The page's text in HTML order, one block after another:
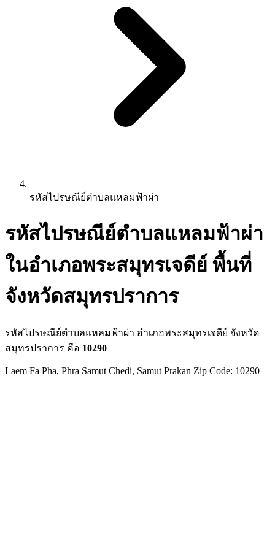
รหัสไปรษณีย์ตำบลแหลมฟ้าผ่า
รหัสไปรษณีย์ตำบลแหลมฟ้าผ่า
ในอำเภอพระสมุทรเจดีย์ พื้นที่
จังหวัดสมุทรปราการ
รหัสไปรษณีย์ตำบลแหลมฟ้าผ่า อำเภอพระสมุทรเจดีย์ จังหวัด
สมุทรปราการ คือ 10290
Laem Fa Pha, Phra Samut Chedi, Samut Prakan Zip Code: 10290